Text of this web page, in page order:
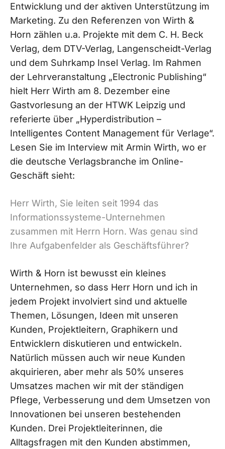
Entwicklung und der aktiven Unterstützung im
Marketing. Zu den Referenzen von Wirth &
Horn zählen u.a. Projekte mit dem C. H. Beck
Verlag, dem DTV-Verlag, Langenscheidt-Verlag
und dem Suhrkamp Insel Verlag. Im Rahmen
der Lehrveranstaltung „Electronic Publishing“
hielt Herr Wirth am 8. Dezember eine
Gastvorlesung an der HTWK Leipzig und
referierte über „Hyperdistribution –
Intelligentes Content Management für Verlage“.
Lesen Sie im Interview mit Armin Wirth, wo er
die deutsche Verlagsbranche im Online-
Geschäft sieht:
Herr Wirth, Sie leiten seit 1994 das
Informationssysteme-Unternehmen
zusammen mit Herrn Horn. Was genau sind
Ihre Aufgabenfelder als Geschäftsführer?
Wirth & Horn ist bewusst ein kleines
Unternehmen, so dass Herr Horn und ich in
jedem Projekt involviert sind und aktuelle
Themen, Lösungen, Ideen mit unseren
Kunden, Projektleitern, Graphikern und
Entwicklern diskutieren und entwickeln.
Natürlich müssen auch wir neue Kunden
akquirieren, aber mehr als 50% unseres
Umsatzes machen wir mit der ständigen
Pflege, Verbesserung und dem Umsetzen von
Innovationen bei unseren bestehenden
Kunden. Drei Projektleiterinnen, die
Alltagsfragen mit den Kunden abstimmen,